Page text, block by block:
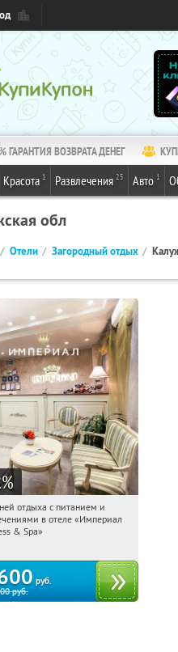
ГАРАНТИЯ ВОЗВРАТА ДЕНЕГ
Красота 1 Развлечения 25 Авто 1
обл
Отели Загородный отдых
%
Купили:
обл., г. Обнинск, Киевское
отдыха с питанием и
в отеле «Империал
& Spa»
руб.
руб.